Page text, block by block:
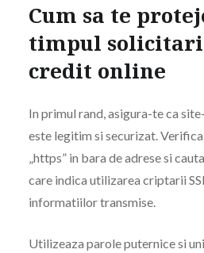
Cum sa te
timpul
credit online
In primul rand, asigura-te ca
este legitim si securizat.
„https” in bara de adrese si
care indica utilizarea criptarii
informatiilor transmise.
Utilizeaza parole puternice si